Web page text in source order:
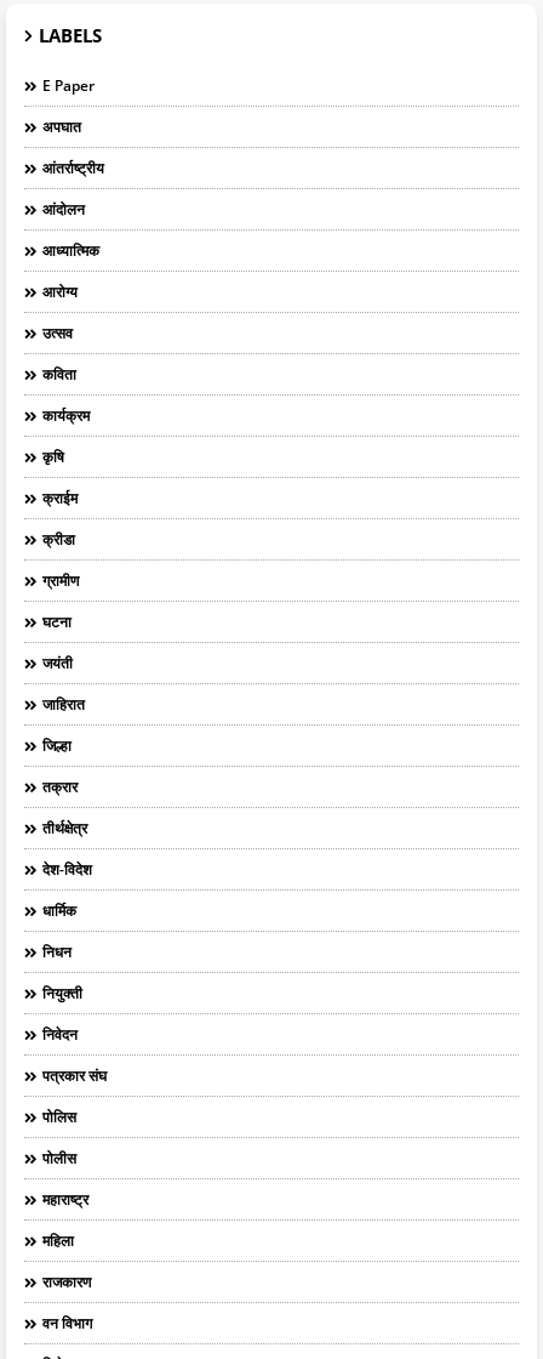
LABELS
E Paper
अपघात
आंतर्राष्ट्रीय
आंदोलन
आध्यात्मिक
आरोग्य
उत्सव
कविता
कार्यक्रम
कृषि
क्राईम
क्रीडा
ग्रामीण
घटना
जयंती
जाहिरात
जिल्हा
तक्रार
तीर्थक्षेत्र
देश-विदेश
धार्मिक
निधन
नियुक्ती
निवेदन
पत्रकार संघ
पोलिस
पोलीस
महाराष्ट्र
महिला
राजकारण
वन विभाग